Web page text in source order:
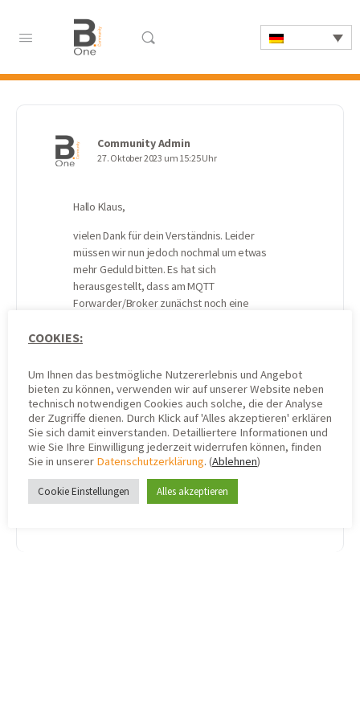
Community Admin
27. Oktober 2023 um 15:25 Uhr
Hallo Klaus,
vielen Dank für dein Verständnis. Leider
müssen wir nun jedoch nochmal um etwas
mehr Geduld bitten. Es hat sich
herausgestellt, dass am MQTT
Forwarder/Broker zunächst noch eine
muss, bevor diese Option beim Erstellen
verfügbar gemacht werden kann. Wir halten
dich/euch aber auf jeden Fall weiterhin auf
dem Laufenden dazu.
Wünschen ein schönes und hoffentlich
erholsames Wochenende!
Herzliche Grüße
COOKIES:
Um Ihnen das bestmögliche Nutzererlebnis und Angebot
bieten zu können, verwenden wir auf unserer Website neben
technisch notwendigen Cookies auch solche, die der Analyse
der Zugriffe dienen. Durch Klick auf 'Alles akzeptieren' erklären
Sie sich damit einverstanden. Detailliertere Informationen und
wie Sie Ihre Einwilligung jederzeit widerrufen können, finden
Sie in unserer Datenschutzerklärung. (Ablehnen)
Cookie Einstellungen Alles akzeptieren